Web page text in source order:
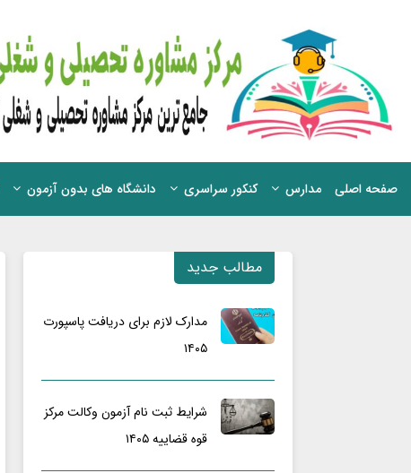
صفحه اصلی مدارس کنکور سراسری دانشگاه های بدون آزمون
مطالب جدید
مدارک لازم برای دریافت پاسپورت
۱۴۰۵
شرایط ثبت نام آزمون وکالت مرکز
قوه قضاییه ۱۴۰۵